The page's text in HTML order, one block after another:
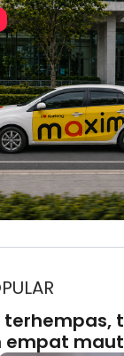
2026
empat maut